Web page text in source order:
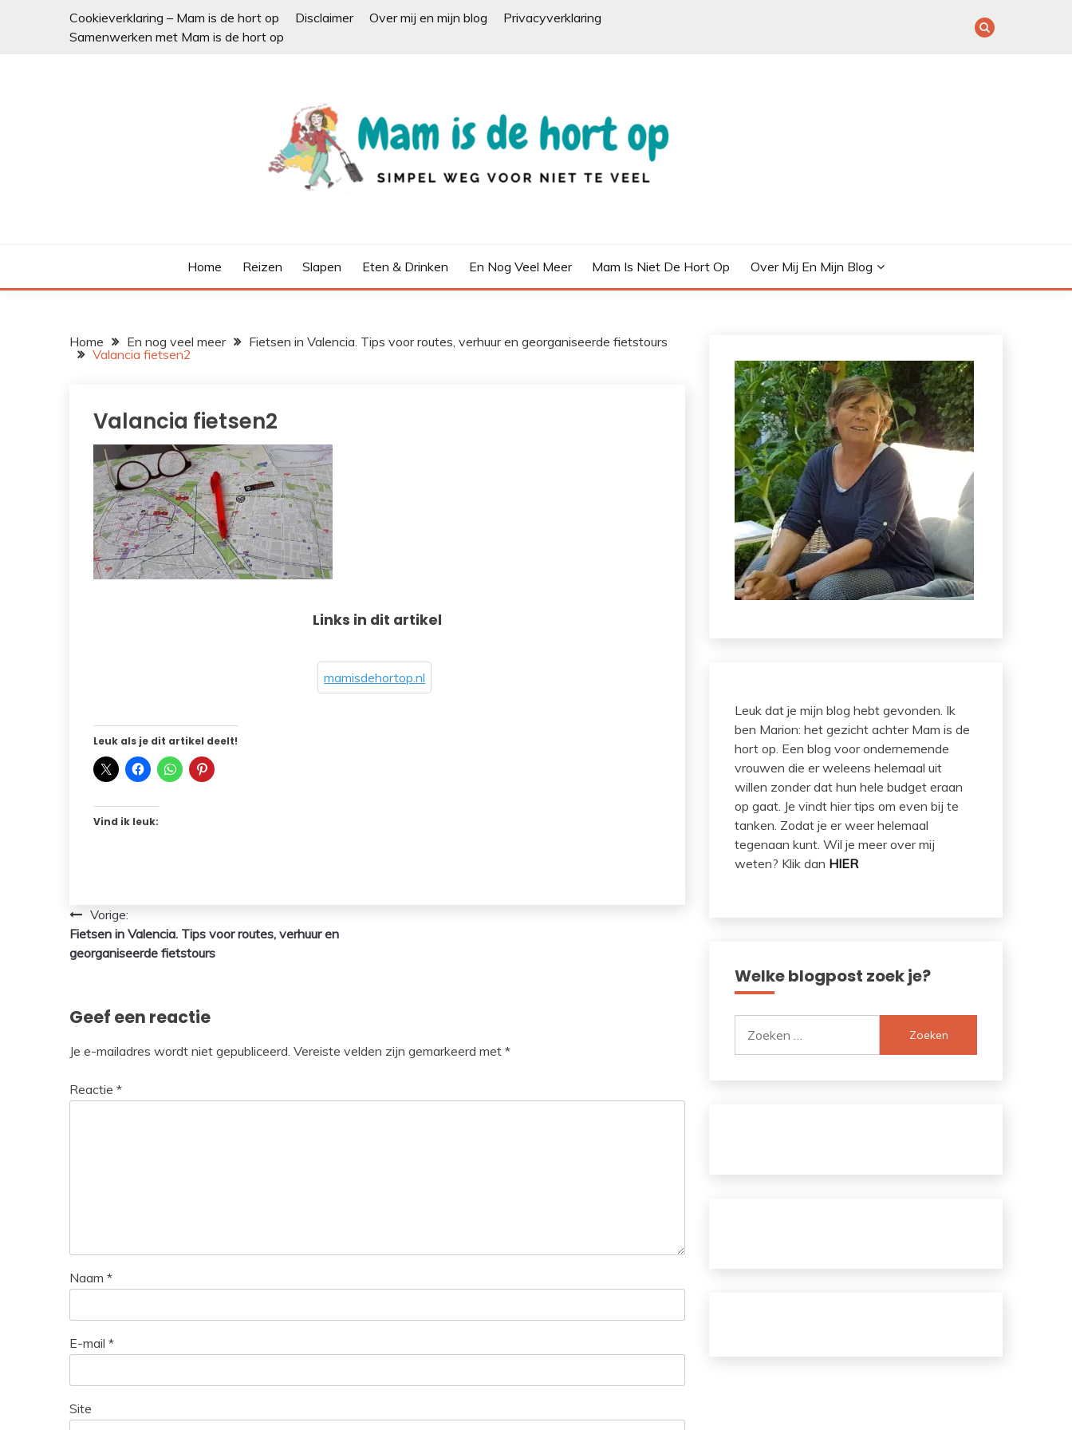
Cookieverklaring – Mam is de hort op Disclaimer Over mij en mijn blog
Privacyverklaring
Samenwerken met Mam is de hort op
Home Reizen Slapen Eten & Drinken En Nog Veel Meer Mam Is Niet De Hort Op Over Mij En Mijn Blog
Home En nog veel meer
Fietsen in Valencia. Tips voor routes, verhuur en georganiseerde fietstours
Valancia fietsen2
Valancia fietsen2
Links in dit artikel
mamisdehortop.nl
Leuk als je dit artikel deelt!
Vind ik leuk:
Bericht
navigatie
Vorige:
Fietsen in Valencia. Tips voor routes, verhuur en
georganiseerde fietstours
Geef een reactie
Je e-mailadres wordt niet gepubliceerd. Vereiste velden zijn gemarkeerd met *
Reactie *
Naam *
E-mail *
Site
Leuk dat je mijn blog hebt gevonden. Ik
ben Marion: het gezicht achter Mam is de
hort op. Een blog voor ondernemende
vrouwen die er weleens helemaal uit
willen zonder dat hun hele budget eraan
op gaat. Je vindt hier tips om even bij te
tanken. Zodat je er weer helemaal
tegenaan kunt. Wil je meer over mij
weten? Klik dan HIER
Welke blogpost zoek je?
naar: